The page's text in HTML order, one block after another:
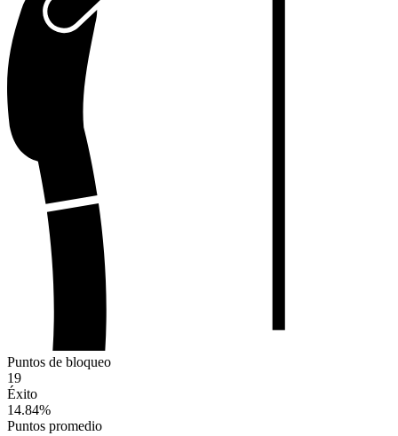
Puntos de bloqueo
19
Éxito
14.84%
Puntos promedio